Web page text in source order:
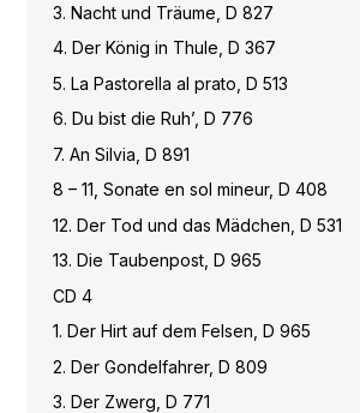
3. Nacht und Träume, D 827
4. Der König in Thule, D 367
5. La Pastorella al prato, D 513
6. Du bist die Ruh’, D 776
7. An Silvia, D 891
8 – 11, Sonate en sol mineur, D 408
12. Der Tod und das Mädchen, D 531
13. Die Taubenpost, D 965
CD 4
1. Der Hirt auf dem Felsen, D 965
2. Der Gondelfahrer, D 809
3. Der Zwerg, D 771